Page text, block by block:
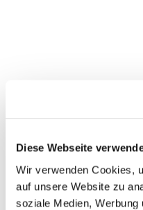
Diese Webseite
Wir verwenden Cookies,
auf unsere Website zu
soziale Medien,